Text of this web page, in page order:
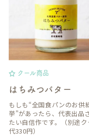
クール商品
はちみつバター
もしも“全国食パンのお供
挙”があったら、代表出品
たい自信作です。（別途ク
代330円）